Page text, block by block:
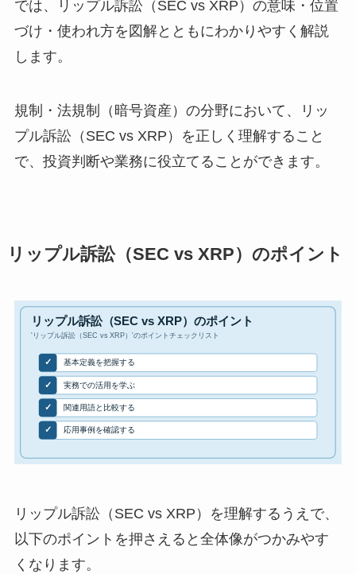
では、リップル訴訟（SEC vs XRP）の意味・位置
づけ・使われ方を図解とともにわかりやすく解説
します。
規制・法規制（暗号資産）の分野において、リッ
プル訴訟（SEC vs XRP）を正しく理解すること
で、投資判断や業務に役立てることができます。
リップル訴訟（SEC vs XRP）のポイント
リップル訴訟（SEC vs XRP）を理解するうえで、
以下のポイントを押さえると全体像がつかみやす
くなります。